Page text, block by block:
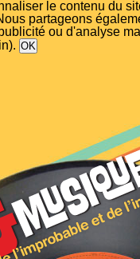
le contenu du
partageons
ou d'analyse